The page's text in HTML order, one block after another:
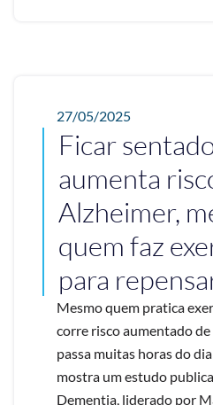
27/05/2025
Ficar
aumenta
Alzheimer,
quem faz
para
Mesmo quem pratica
corre risco aumentado
passa muitas horas do
mostra um estudo
Dementia, liderado por